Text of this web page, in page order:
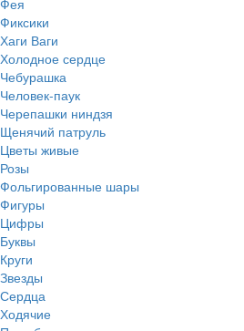
Фиксики
Хаги Ваги
Холодное сердце
Чебурашка
Человек-паук
Черепашки ниндзя
Щенячий патруль
Цветы живые
Розы
Фольгированные шары
Фигуры
Цифры
Буквы
Круги
Звезды
Сердца
Ходячие